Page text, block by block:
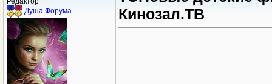
Душа Форума
Кинозал.ТВ